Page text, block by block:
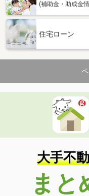
(補助金・助成金
住宅ローン
大手不
まと